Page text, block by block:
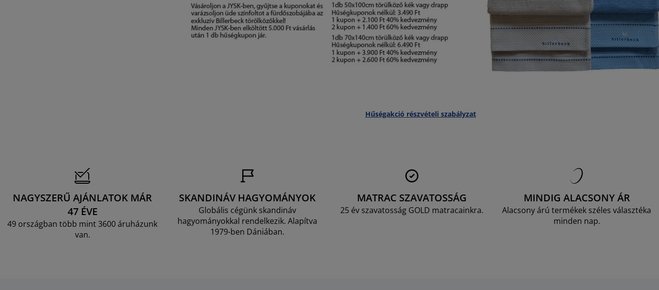
Hűségakció részvételi szabályzat
NAGYSZERŰ AJÁNLATOK MÁR
47 ÉVE
49 országban több mint 3600 áruházunk
van.
SKANDINÁV HAGYOMÁNYOK
Globális cégünk skandináv
hagyományokkal rendelkezik. Alapítva
1979-ben Dániában.
MATRAC SZAVATOSSÁG
25 év szavatosság GOLD matracainkra.
MINDIG ALACSONY ÁR
Alacsony árú termékek széles választéka
minden nap.